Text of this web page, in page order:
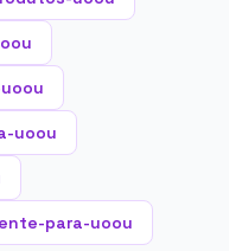
uoou
para-uoou